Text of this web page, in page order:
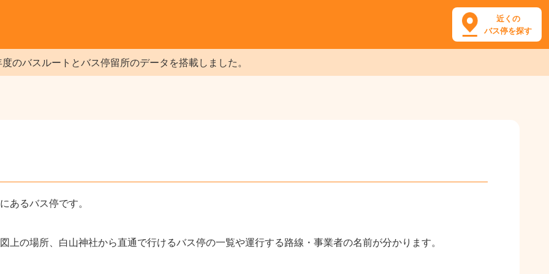
近くの
バス停を探す
のバスルートとバス停留所のデータを搭載しました。
あるバス停です。
上の場所、白山神社から直通で行けるバス停の一覧や運行する路線・事業者の名前が分かります。